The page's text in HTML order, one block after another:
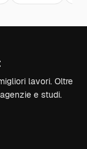
lavori. Oltre
e studi.